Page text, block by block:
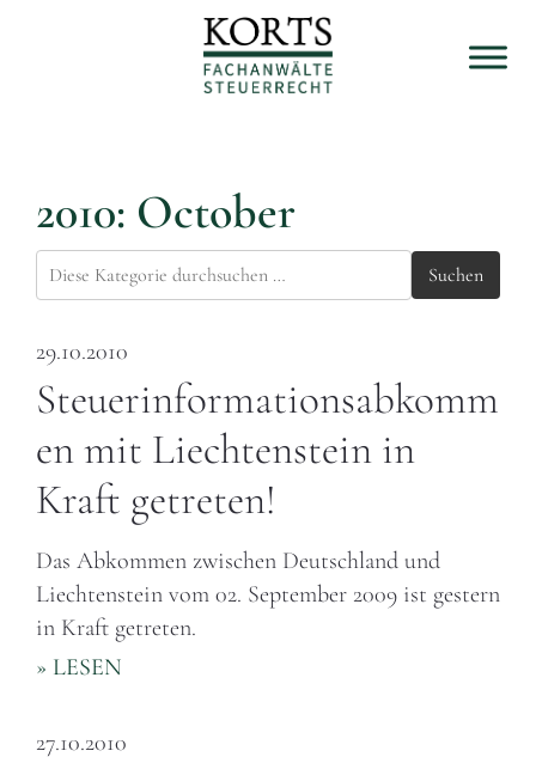
2010: October
Suchen
29.10.2010
Steuerinformationsabkomm
en mit Liechtenstein in
Kraft getreten!
Das Abkommen zwischen Deutschland und
Liechtenstein vom 02. September 2009 ist gestern
in Kraft getreten.
» LESEN
27.10.2010